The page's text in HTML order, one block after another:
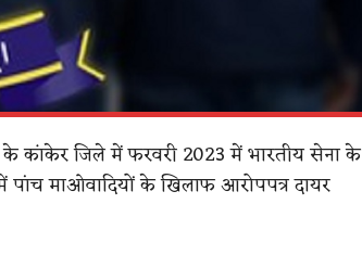
के कांकेर जिले में फरवरी 2023 में भारतीय सेना के
माओवादियों के खिलाफ आरोपपत्र दायर